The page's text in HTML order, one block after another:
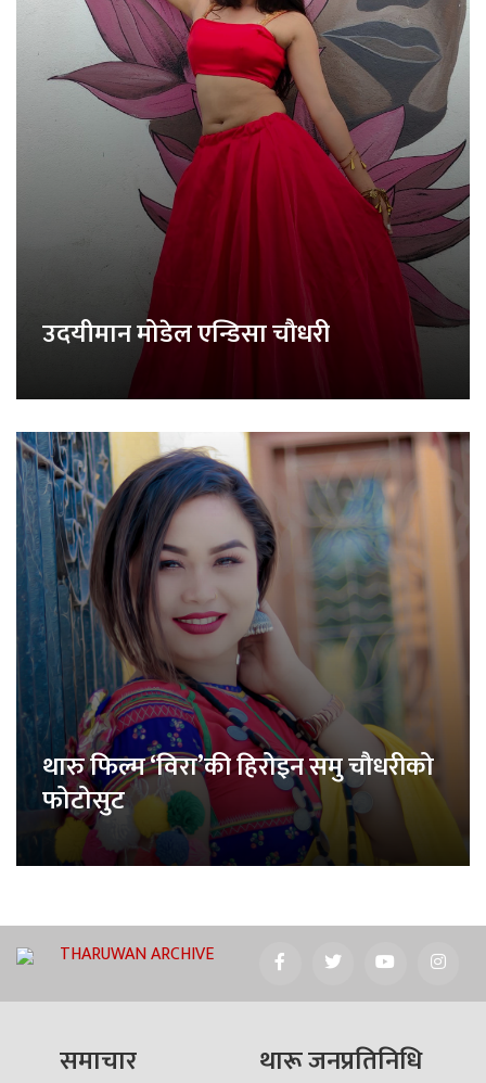
उदयीमान मोडेल एन्डिसा चौधरी
थारु फिल्म ‘विरा’की हिरोइन समु चौधरीको
फोटोसुट
THARUWAN ARCHIVE
समाचार थारू जनप्रतिनिधि